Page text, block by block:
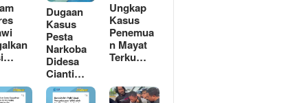
Dugaan
Kasus
Pesta
Narkoba
Didesa
Cianti…
Ungkap
Kasus
Penemua
n Mayat
Terku…